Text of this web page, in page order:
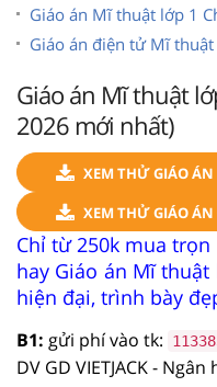
Giáo án Mĩ thuật lớp 1
Giáo án điện tử Mĩ
Giáo án Mĩ thuật
2026 mới nhất)
XEM THỬ GIÁO
XEM THỬ GIÁO
Chỉ từ 250k mua trọn
hay Giáo án Mĩ
hiện đại, trình bày
B1: gửi phí vào tk:
DV GD VIETJACK - Ngân